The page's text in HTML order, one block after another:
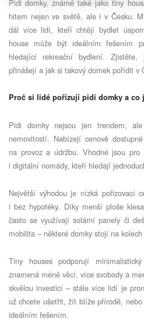
Pidi domky, známé také jako tiny
hitem nejen ve světě, ale i v Česku.
dál více lidí, kteří chtějí bydlet
house může být ideálním řešením
hledající rekreační bydlení.
přinášejí a jak si takový domek pořídit v
Proč si lidé pořizují pidi domky a co
Pidi domky nejsou jen trendem,
nemovitostí. Nabízejí cenově
na provoz a údržbu. Vhodné jsou pro
i digitální nomády, kteří hledají
Největší výhodou je nízká pořizovací
i bez hypotéky. Díky menší ploše
často se využívají solární panely či
mobilita – některé domky stojí na
Tiny houses podporují
znamená méně věcí, více svobody a
skvělou investicí – stále více lidí je
už chcete ušetřit, žít blíže přírodě,
ideálním řešením.